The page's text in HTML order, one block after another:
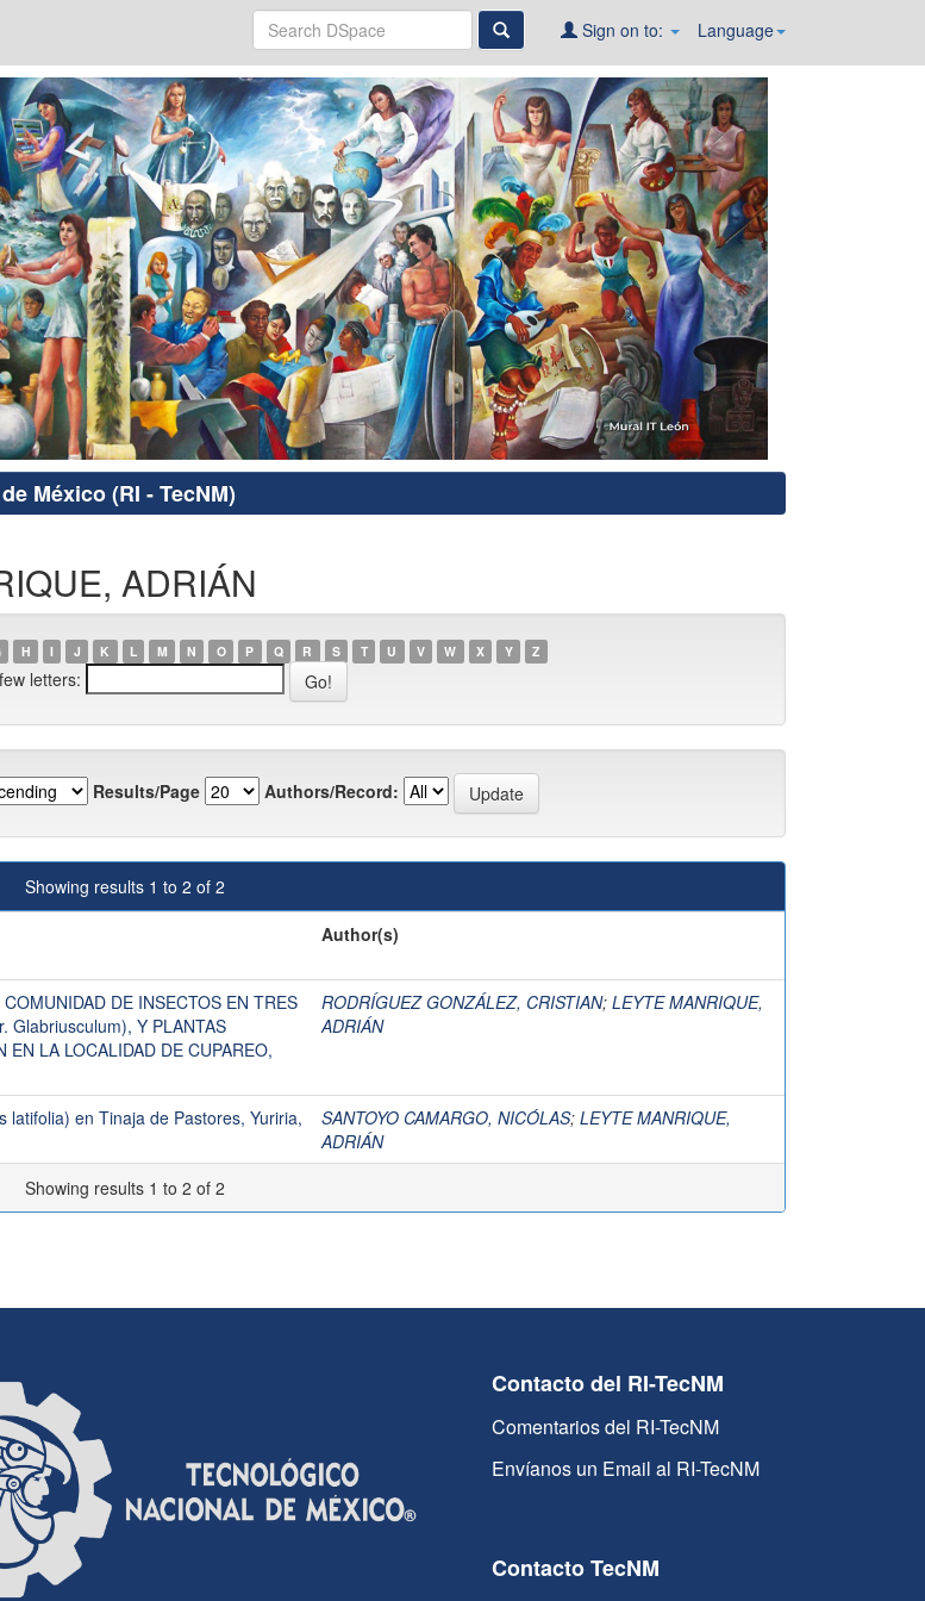
Language
Sign on to:
México (RI - TecNM)
ADRIÁN
H I J K L M N O P Q R S T U V W X Y Z
letters:
Results/Page Authors/Record:
Showing results 1 to 2 of 2
Author(s)
DE INSECTOS EN TRES
Glabriusculum), Y PLANTAS
LA LOCALIDAD DE CUPAREO,
RODRÍGUEZ GONZÁLEZ, CRISTIAN; LEYTE MANRIQUE,
ADRIÁN
latifolia) en Tinaja de Pastores, Yuriria,
SANTOYO CAMARGO, NICÓLAS; LEYTE MANRIQUE,
ADRIÁN
Showing results 1 to 2 of 2
Contacto del RI-TecNM
Comentarios del RI-TecNM
Envíanos un Email al RI-TecNM
Contacto TecNM